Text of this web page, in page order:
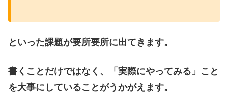
といった課題が要所要所に出てきます。
書くことだけではなく、「実際にやってみる」こと
を大事にしていることがうかがえます。